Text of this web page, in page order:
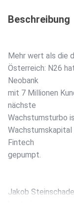
Beschreibung
Mehr wert als die
Österreich: N26
Neobank
mit 7 Millionen
nächste
Wachstumsturbo
Wachstumskapital
Fintech
gepumpt.
Jakob